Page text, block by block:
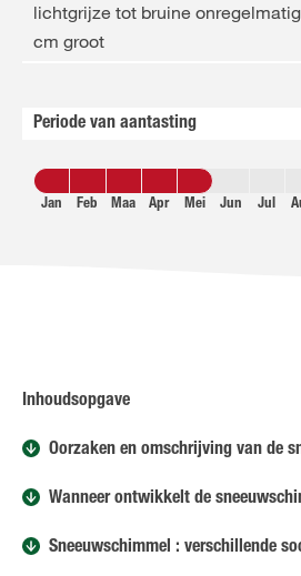
lichtgrijze tot bruine
cm groot
Periode van aantasting
Jan Feb Maa Apr Mei Jun Jul
Inhoudsopgave
Oorzaken en omschrijving van de
Wanneer ontwikkelt de
Sneeuwschimmel : verschillende